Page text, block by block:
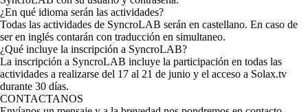
¿En qué idioma serán las actividades?
Todas las actividades de SyncroLAB serán en castellano. En caso de
ser en inglés contarán con traducción en simultaneo.
¿Qué incluye la inscripción a SyncroLAB?
La inscripción a SyncroLAB incluye la participación en todas las
actividades a realizarse del 17 al 21 de junio y el acceso a Solax.tv
durante 30 días.
CONTACTANOS